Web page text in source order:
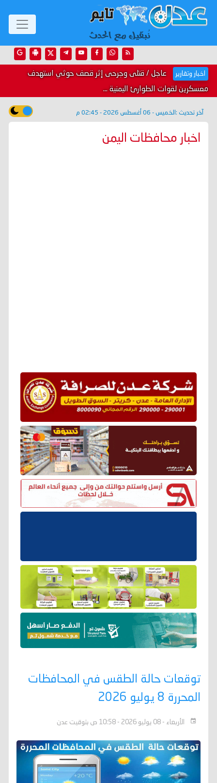
اخبار وتقارير عاجل / قتلى وجرحى إثر قصف حوثي استهدف
معسكرين لقوات الطوارئ اليمنية ...
آخر تحديث : الخميس - 06 أغسطس 2026 - 02:45 م
اخبار محافظات اليمن
توقعات حالة الطقس في المحافظات
المحررة 8 يوليو 2026
الأربعاء - 08 يوليو 2026 - 10:58 ص بتوقيت عدن